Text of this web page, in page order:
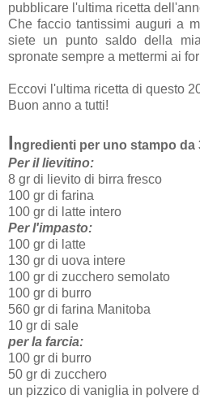
pubblicare l'ultima ricetta
Che faccio tantissimi auguri a
siete un punto saldo della
spronate sempre a mettermi ai
Eccovi l'ultima ricetta di questo
Buon anno a tutti!
Ingredienti per uno stampo da
Per il lievitino:
8 gr di lievito di birra fresco
100 gr di farina
100 gr di latte intero
Per l'impasto:
100 gr di latte
130 gr di uova intere
100 gr di zucchero semolato
100 gr di burro
560 gr di farina Manitoba
10 gr di sale
per la farcia:
100 gr di burro
50 gr di zucchero
un pizzico di vaniglia in polvere